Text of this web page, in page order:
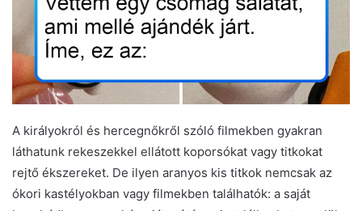
A királyokról és hercegnőkről szóló filmekben gyakran
láthatunk rekeszekkel ellátott koporsókat vagy titkokat
rejtő ékszereket. De ilyen aranyos kis titkok nemcsak az
ókori kastélyokban vagy filmekben találhatók: a saját